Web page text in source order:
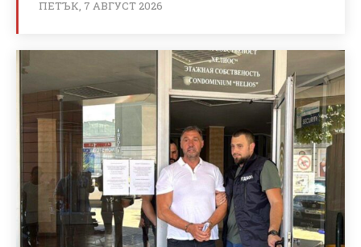
ПЕТЪК, 7 АВГУСТ 2026